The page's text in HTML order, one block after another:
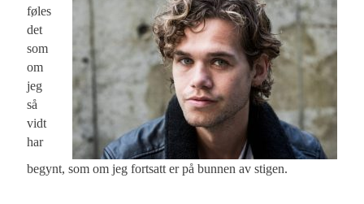
føles
det
som
om
jeg
så
vidt
har
begynt, som om jeg fortsatt er på bunnen av stigen.